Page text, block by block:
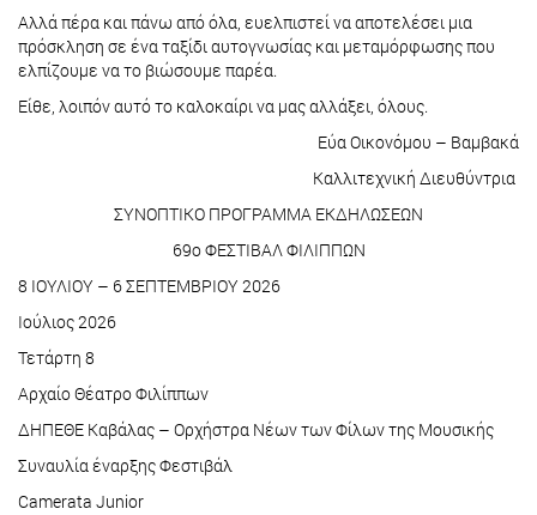
Αλλά πέρα και πάνω από όλα, ευελπιστεί να αποτελέσει μια
πρόσκληση σε ένα ταξίδι αυτογνωσίας και μεταμόρφωσης που
ελπίζουμε να το βιώσουμε παρέα.
Είθε, λοιπόν αυτό το καλοκαίρι να μας αλλάξει, όλους.
Εύα Οικονόμου – Βαμβακά
Καλλιτεχνική Διευθύντρια
ΣΥΝΟΠΤΙΚΟ ΠΡΟΓΡΑΜΜΑ ΕΚΔΗΛΩΣΕΩΝ
69ο ΦΕΣΤΙΒΑΛ ΦΙΛΙΠΠΩΝ
8 ΙΟΥΛΙΟΥ – 6 ΣΕΠΤΕΜΒΡΙΟΥ 2026
Ιούλιος 2026
Τετάρτη 8
Αρχαίο Θέατρο Φιλίππων
ΔΗΠΕΘΕ Καβάλας – Ορχήστρα Νέων των Φίλων της Μουσικής
Συναυλία έναρξης Φεστιβάλ
Camerata Junior